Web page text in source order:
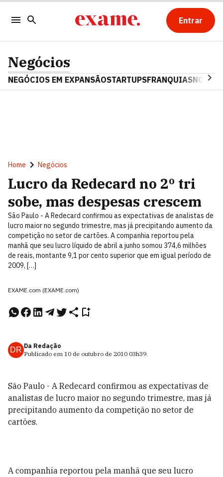
Entrar
Negócios
NEGÓCIOS EM EXPANSÃOSTARTUPSFRANQUIAS
Home Negócios
Lucro da Redecard no 2º tri
sobe, mas despesas crescem
São Paulo - A Redecard confirmou as expectativas de analistas de
lucro maior no segundo trimestre, mas já precipitando aumento da
competição no setor de cartões. A companhia reportou pela
manhã que seu lucro líquido de abril a junho somou 374,6 milhões
de reais, montante 9,1 por cento superior que em igual período de
2009, […]
EXAME.com (EXAME.com)
DR Da Redação
Publicado em 10 de outubro de 2010 03h39.
São Paulo - A Redecard confirmou as expectativas de
analistas de lucro maior no segundo trimestre, mas já
precipitando aumento da competição no setor de
cartões.
A companhia reportou pela manhã que seu lucro